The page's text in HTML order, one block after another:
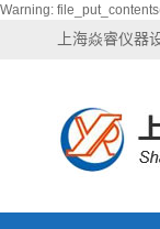
Warning:
上海焱睿仪器